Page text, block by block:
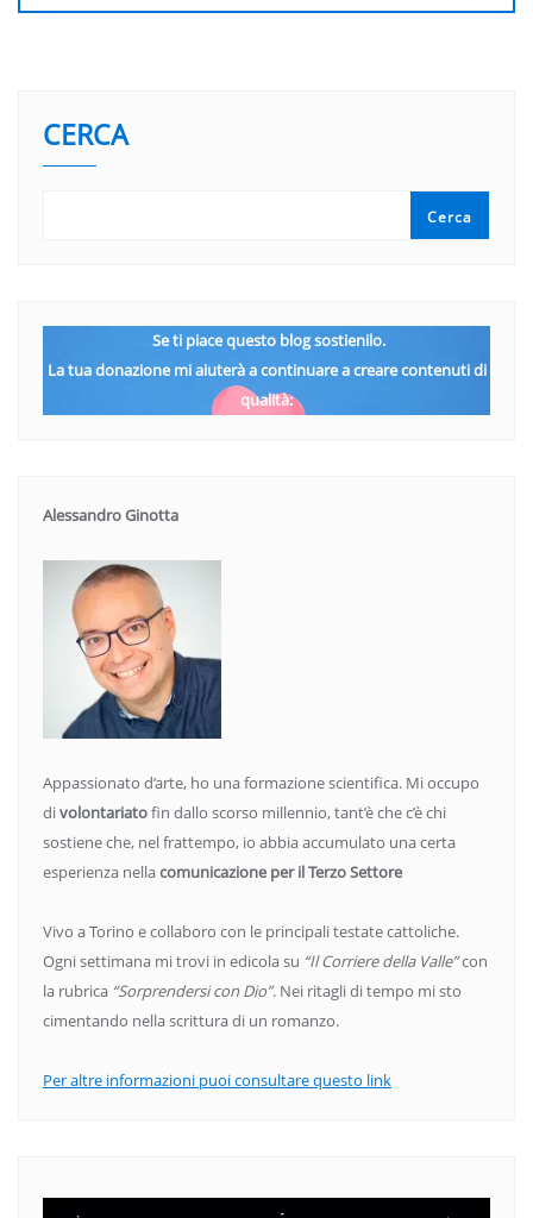
CERCA
Cerca
Se ti piace questo blog sostienilo.
La tua donazione mi aiuterà a continuare a creare contenuti di
qualità:
Alessandro Ginotta
Appassionato d’arte, ho una formazione scientifica. Mi occupo
divolontariatofin dallo scorso millennio, tant’è che c’è chi
sostiene che, nel frattempo, io abbia accumulato una certa
esperienza nellacomunicazione per il Terzo Settore
Vivo a Torino e collaboro con le principali testate cattoliche.
Ogni settimana mi trovi in edicola su “Il Corriere della Valle”con
la rubrica “Sorprendersi con Dio”. Nei ritagli di tempo mi sto
cimentando nella scrittura di un romanzo.
Per altre informazioni puoi consultare questo link